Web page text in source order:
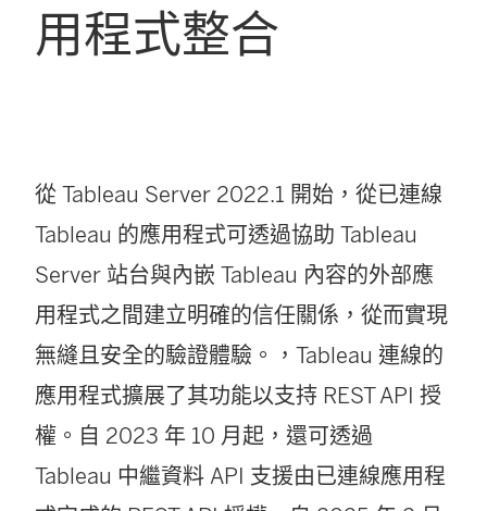
用程式整合
從 Tableau Server 2022.1 開始 ，從已連線
Tableau 的應用程式可透過協助 Tableau
Server 站台與內嵌 Tableau 內容的外部應
用程式之間建立明確的信任關係，從而實現
無縫且安全的驗證體驗。，Tableau 連線的
應用程式擴展了其功能以支持 REST API 授
權。自 2023 年 10 月起，還可透過
Tableau 中繼資料 API 支援由已連線應用程